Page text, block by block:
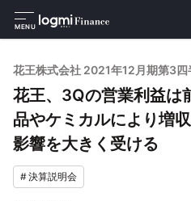
MENU
花王株式会社 2021年12月期第3四
花王、3Qの営業利益
品やケミカルにより増
影響を大きく受ける
#決算説明会